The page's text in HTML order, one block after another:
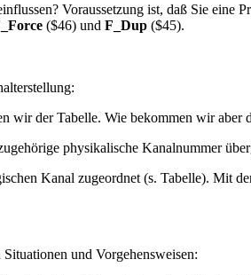
Voraussetzung ist, daß Sie eine
($46) und F_Dup ($45).
wir der Tabelle. Wie bekommen wir
physikalische Kanalnummer
Kanal zugeordnet (s. Tabelle). Mit
und Vorgehensweisen: